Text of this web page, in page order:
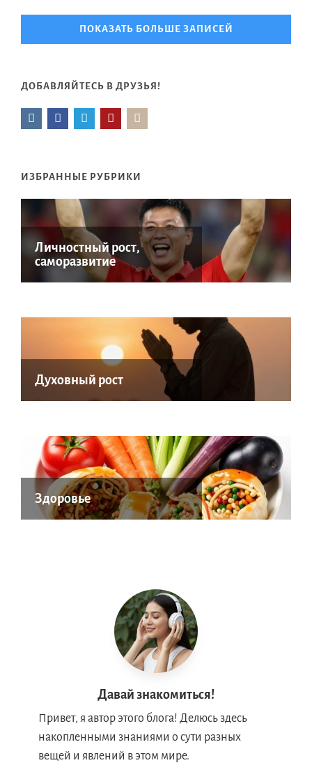
ПОКАЗАТЬ БОЛЬШЕ ЗАПИСЕЙ
ДОБАВЛЯЙТЕСЬ В ДРУЗЬЯ!
ИЗБРАННЫЕ РУБРИКИ
Личностный рост,
саморазвитие
Духовный рост
Здоровье
Давай знакомиться!
Привет, я автор этого блога! Делюсь здесь
накопленными знаниями о сути разных
вещей и явлений в этом мире.